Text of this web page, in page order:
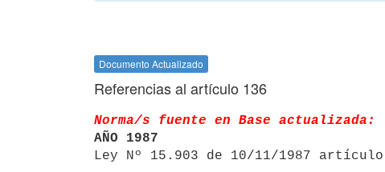
Documento Actualizado
Referencias al artículo 136
Norma/s fuente en Base actualizada:
AÑO 1987
Ley Nº 15.903 de 10/11/1987 artículo